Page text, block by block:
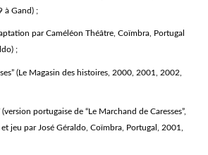
à Gand) ;
par Caméléon Théâtre, Coïmbra, Portugal
;
(Le Magasin des histoires, 2000, 2001, 2002,
portugaise de “Le Marchand de Caresses”,
jeu par José Géraldo, Coïmbra, Portugal, 2001,